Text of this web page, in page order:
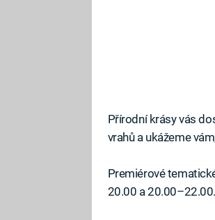
Přírodní krásy vás
vrahů a ukážeme
Premiérové
20.00 a 20.00–22.00.